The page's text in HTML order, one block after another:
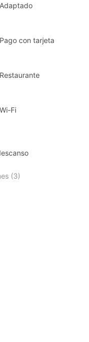
Adaptado
Pago con tarjeta
Restaurante
Wi-Fi
(3)